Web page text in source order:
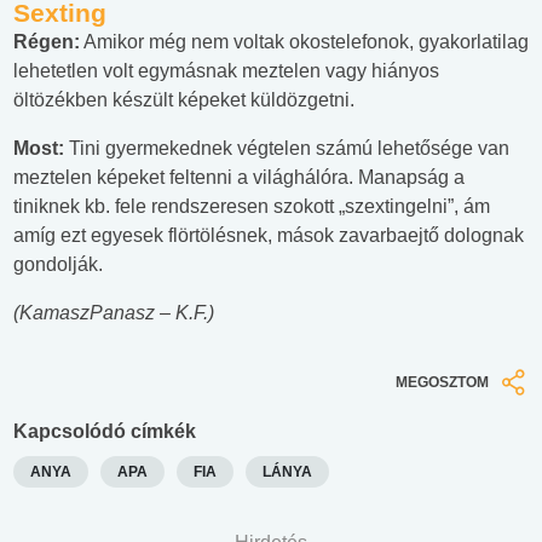
Sexting
Régen: Amikor még nem voltak okostelefonok, gyakorlatilag
lehetetlen volt egymásnak meztelen vagy hiányos
öltözékben készült képeket küldözgetni.
Most: Tini gyermekednek végtelen számú lehetősége van
meztelen képeket feltenni a világhálóra. Manapság a
tiniknek kb. fele rendszeresen szokott „szextingelni”, ám
amíg ezt egyesek flörtölésnek, mások zavarbaejtő dolognak
gondolják.
(KamaszPanasz – K.F.)
MEGOSZTOM
Kapcsolódó címkék
ANYA APA FIA LÁNYA